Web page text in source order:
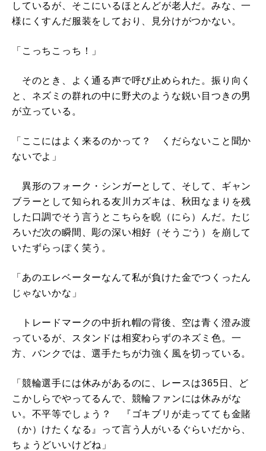
しているが、そこにいるほとんどが老人だ。みな、一
様にくすんだ服装をしており、見分けがつかない。
「こっちこっち！」
そのとき、よく通る声で呼び止められた。振り向く
と、ネズミの群れの中に野犬のような鋭い目つきの男
が立っている。
「ここにはよく来るのかって？ くだらないこと聞か
ないでよ」
異形のフォーク・シンガーとして、そして、ギャン
ブラーとして知られる友川カズキは、秋田なまりを残
した口調でそう言うとこちらを睨（にら）んだ。たじ
ろいだ次の瞬間、彫の深い相好（そうごう）を崩して
いたずらっぽく笑う。
「あのエレベーターなんて私が負けた金でつくったん
じゃないかな」
トレードマークの中折れ帽の背後、空は青く澄み渡
っているが、スタンドは相変わらずのネズミ色。一
方、バンクでは、選手たちが力強く風を切っている。
「競輪選手には休みがあるのに、レースは365日、ど
こかしらでやってるんで、競輪ファンには休みがな
い。不平等でしょう？ 『ゴキブリが走ってても金賭
（か）けたくなる』って言う人がいるぐらいだから、
ちょうどいいけどね」